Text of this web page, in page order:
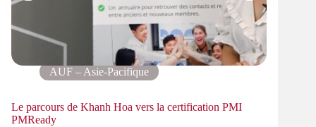
AUF – Asie-Pacifique
Le parcours de Khanh Hoa vers la certification PMI
PMReady